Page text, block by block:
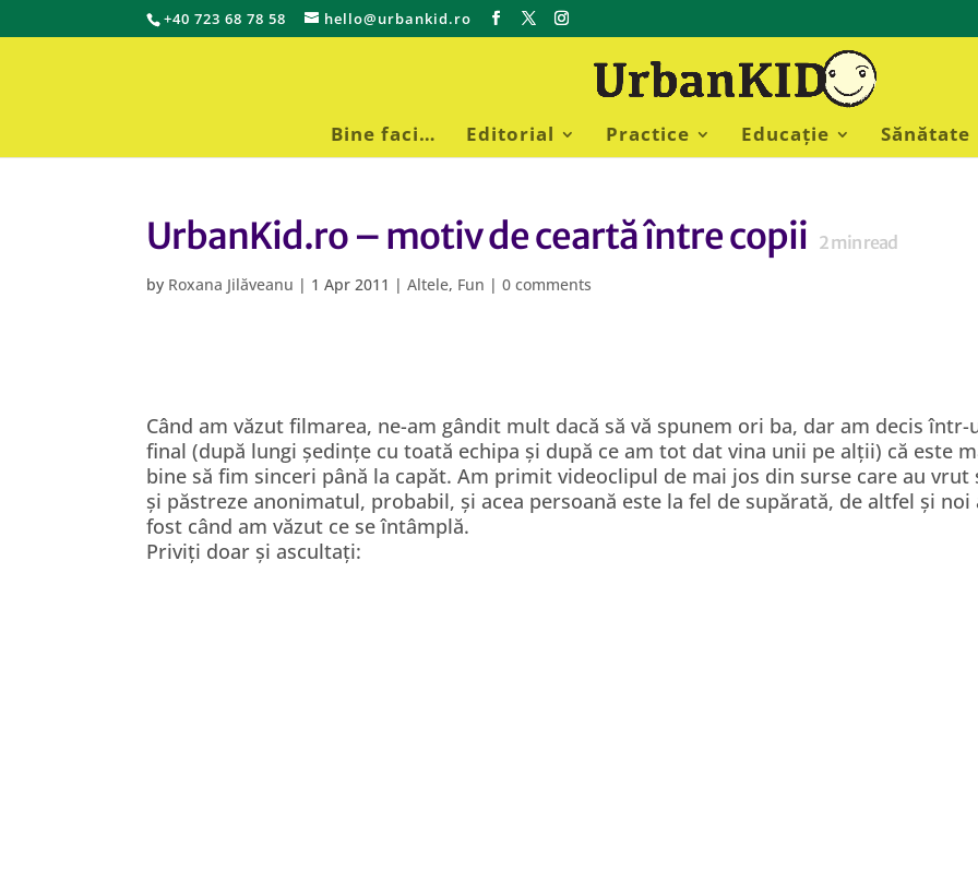
+40 723 68 78 58 hello@urbankid.ro
Bine faci… Editorial Practice Educație Sănătate
UrbanKid.ro – motiv de ceartă între copii 2min read
by Roxana Jilăveanu | 1 Apr 2011 |Altele, Fun |0 comments
Când am văzut filmarea, ne-am gândit mult dacă să vă spunem ori ba, dar am decis într-
final (după lungi ședințe cu toată echipa și după ce am tot dat vina unii pe alții) că este
bine să fim sinceri până la capăt. Am primit videoclipul de mai jos din surse care au vrut
și păstreze anonimatul, probabil, și acea persoană este la fel de supărată, de altfel și noi
fost când am văzut ce se întâmplă.
Priviți doar și ascultați: